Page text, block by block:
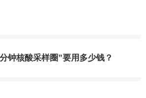
钟核酸采样圈”要用多少钱？